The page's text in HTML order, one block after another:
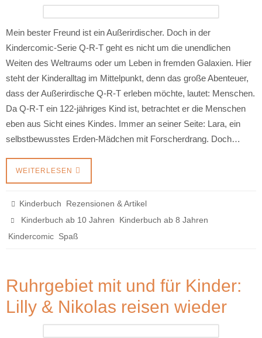
Mein bester Freund ist ein Außerirdischer. Doch in der
Kindercomic-Serie Q-R-T geht es nicht um die unendlichen
Weiten des Weltraums oder um Leben in fremden Galaxien. Hier
steht der Kinderalltag im Mittelpunkt, denn das große Abenteuer,
dass der Außerirdische Q-R-T erleben möchte, lautet: Menschen.
Da Q-R-T ein 122-jähriges Kind ist, betrachtet er die Menschen
eben aus Sicht eines Kindes. Immer an seiner Seite: Lara, ein
selbstbewusstes Erden-Mädchen mit Forscherdrang. Doch…
WEITERLESEN
Kinderbuch
Rezensionen & Artikel
Kinderbuch ab 10 Jahren
Kinderbuch ab 8 Jahren
Kindercomic Spaß
Ruhrgebiet mit und für Kinder:
Lilly & Nikolas reisen wieder